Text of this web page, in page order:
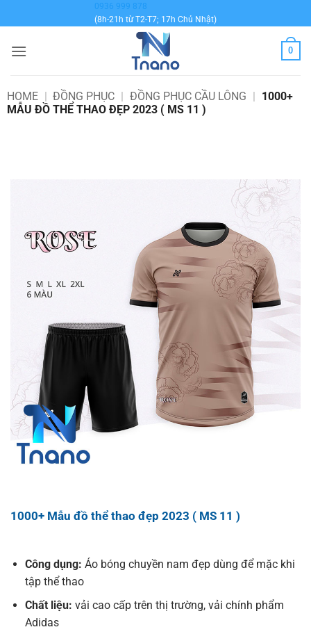
qua
dung
0936 999 878
(8h-21h từ T2-T7; 17h Chủ Nhật)
0
HOME | ĐỒNG PHỤC | ĐỒNG PHỤC CẦU LÔNG | 1000+
MẪU ĐỒ THỂ THAO ĐẸP 2023 ( MS 11 )
1000+ Mẫu đồ thể thao đẹp 2023 ( MS 11 )
Công dụng: Áo bóng chuyền nam đẹp dùng để mặc khi
tập thể thao
Chất liệu: vải cao cấp trên thị trường, vải chính phẩm
Adidas